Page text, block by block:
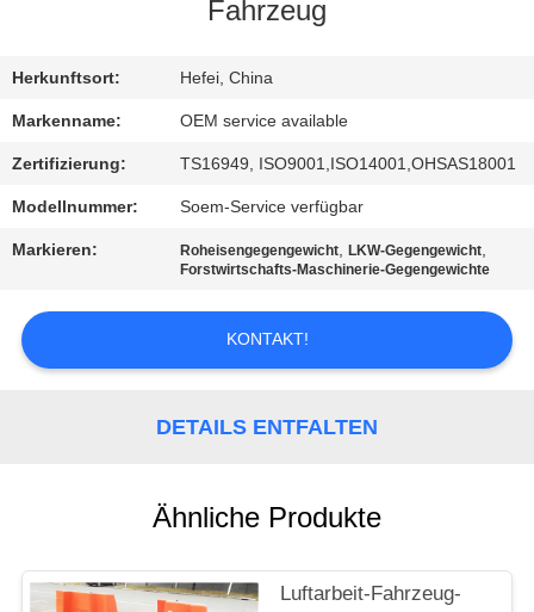
SIE
MIT
UNS
IN
VERBINDUNG
NACHRICHTEN
SITEMAP
Fahrzeug
Herkunftsort: Hefei, China
Markenname: OEM service available
Zertifizierung: TS16949, ISO9001,ISO14001,OHSAS18001
Modellnummer: Soem-Service verfügbar
Markieren: Roheisengegengewicht,LKW-Gegengewicht,
Forstwirtschafts-Maschinerie-Gegengewichte
KONTAKT!
DETAILS ENTFALTEN
Ähnliche Produkte
Luftarbeit-Fahrzeug-